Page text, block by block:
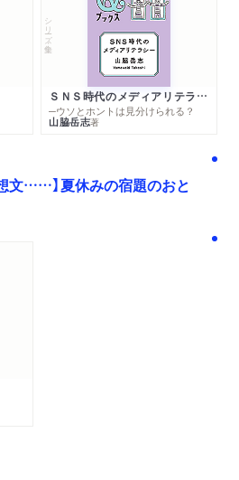
シリーズ・全集
ＳＮＳ時代のメディアリテラシー
─ウソとホントは見分けられる？
山脇岳志著
文……】夏休みの宿題のおと